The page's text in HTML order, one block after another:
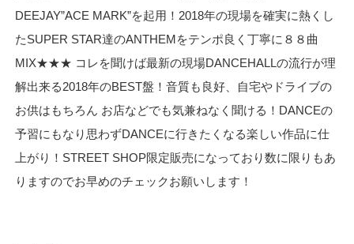
DEEJAY”ACE MARK”を起用！2018年の現場を確実に熱くし
たSUPER STAR達のANTHEMをテンポ良く丁寧に８８曲
MIX★★★ コレを聞けば最新の現場DANCEHALLの流行が理
解出来る2018年のBEST盤！音質も良好、自宅やドライブの
お供はもちろん お店などでも気兼ねなく聞ける！DANCEの
予習にもなり思わずDANCEに行きたくなる楽しい作品に仕
上がり！STREET SHOP限定販売になっており数に限りもあ
りますのでお早めのチェックお願いします！